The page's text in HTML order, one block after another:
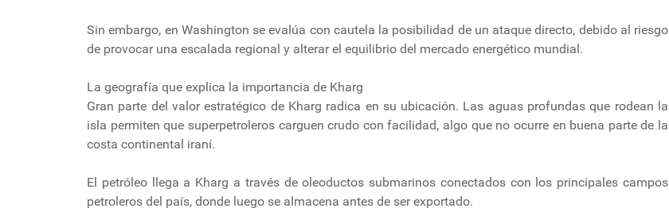
Sin embargo, en Washington se evalúa con cautela la posibilidad de un ataque directo, debido al riesgo
de provocar una escalada regional y alterar el equilibrio del mercado energético mundial.
La geografía que explica la importancia de Kharg
Gran parte del valor estratégico de Kharg radica en su ubicación. Las aguas profundas que rodean la
isla permiten que superpetroleros carguen crudo con facilidad, algo que no ocurre en buena parte de la
costa continental iraní.
El petróleo llega a Kharg a través de oleoductos submarinos conectados con los principales campos
petroleros del país, donde luego se almacena antes de ser exportado.